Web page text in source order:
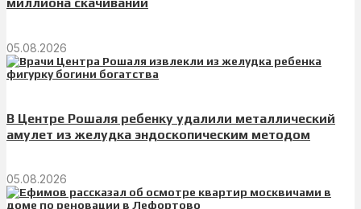
миллиона скачиваний
05.08.2026
В Центре Рошаля ребенку удалили металлический
амулет из желудка эндоскопическим методом
05.08.2026